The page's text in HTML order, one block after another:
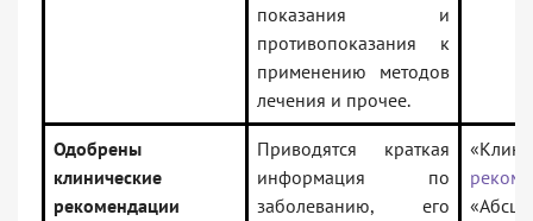
показания и
противопоказания к
применению методов
лечения и прочее.
Одобрены
клинические
рекомендации
Приводятся краткая
информация по
заболеванию, его